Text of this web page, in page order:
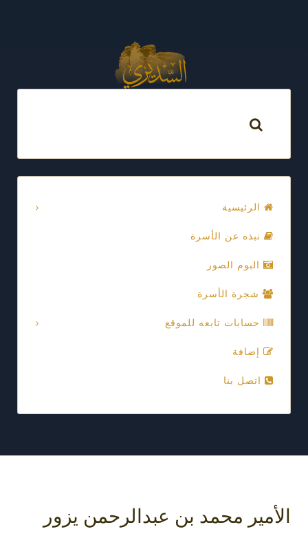
الرئيسية
نبذه عن الأسرة
البوم الصور
شجرة الأسرة
حسابات تابعه للموقع
إضافة
اتصل بنا
الأمير محمد بن عبدالرحمن يزور